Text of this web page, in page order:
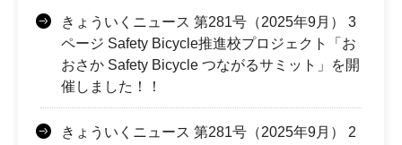
きょういくニュース 第281号（2025年9月） 3
ページ Safety Bicycle推進校プロジェクト「お
おさか Safety Bicycle つながるサミット」を開
催しました！！
きょういくニュース 第281号（2025年9月） 2